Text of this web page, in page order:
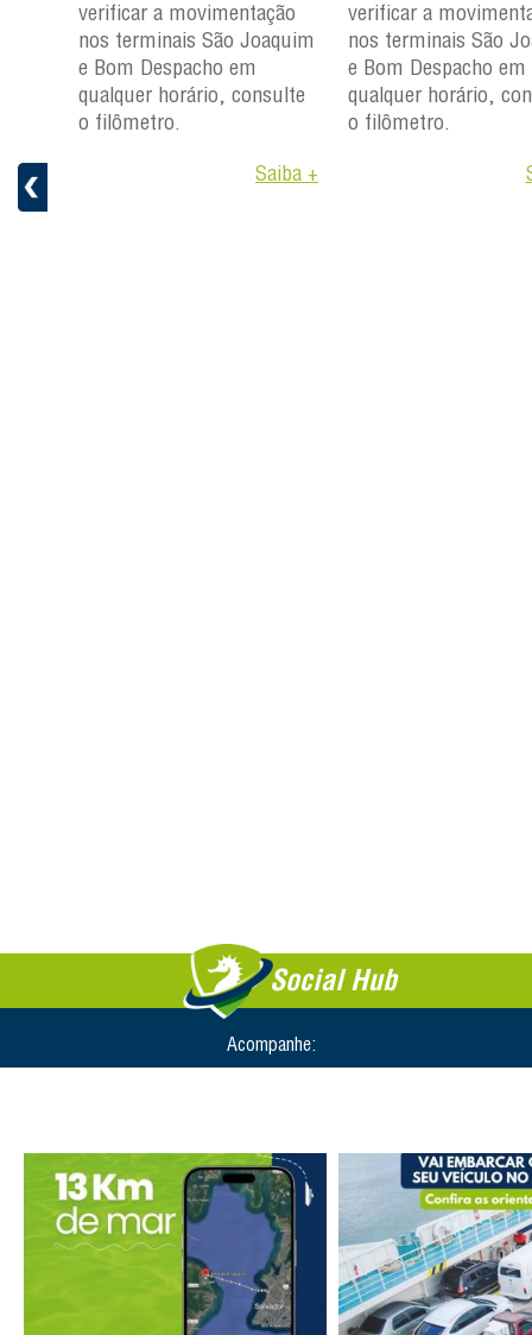
+
verificar a movimentação
nos terminais São Joaquim
e Bom Despacho em
qualquer horário, consulte
o filômetro.
Saiba +
verificar a
nos terminais São
e Bom Despacho em
qualquer horário,
o filômetro.
Social Hub
Acompanhe: